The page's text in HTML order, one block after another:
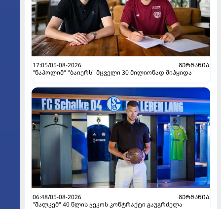
17:05/05-08-2026
ᲒᲔᲠᲛᲐᲜᲘᲐ
"ნაპოლიმ" "ბაიერს" მცველი 30 მილიონად მიჰყიდა
06:48/05-08-2026
ᲒᲔᲠᲛᲐᲜᲘᲐ
"შალკემ" 40 წლის ჯეკოს კონტრაქტი გაუგრძელა